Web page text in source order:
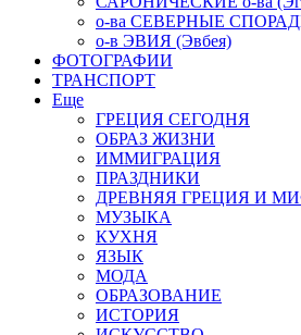
о-ва СЕВЕРНЫЕ
о-в ЭВИЯ (Эвбея)
ФОТОГРАФИИ
ТРАНСПОРТ
Еще
ГРЕЦИЯ СЕГОДНЯ
ОБРАЗ ЖИЗНИ
ИММИГРАЦИЯ
ПРАЗДНИКИ
ДРЕВНЯЯ ГРЕЦИЯ И
МУЗЫКА
КУХНЯ
ЯЗЫК
МОДА
ОБРАЗОВАНИЕ
ИСТОРИЯ